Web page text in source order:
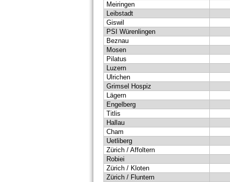
Meiringen
Leibstadt
Giswil
PSI Würenlingen
Beznau
Mosen
Pilatus
Luzern
Ulrichen
Grimsel Hospiz
Lägern
Engelberg
Titlis
Hallau
Cham
Uetliberg
Zürich / Affoltern
Robiei
Zürich / Kloten
Zürich / Fluntern